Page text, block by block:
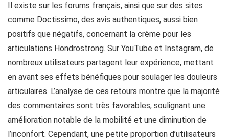
Il existe sur les forums français, ainsi que sur des sites
comme Doctissimo, des avis authentiques, aussi bien
positifs que négatifs, concernant la crème pour les
articulations Hondrostrong. Sur YouTube et Instagram, de
nombreux utilisateurs partagent leur expérience, mettant
en avant ses effets bénéfiques pour soulager les douleurs
articulaires. L’analyse de ces retours montre que la majorité
des commentaires sont très favorables, soulignant une
amélioration notable de la mobilité et une diminution de
l’inconfort. Cependant, une petite proportion d’utilisateurs